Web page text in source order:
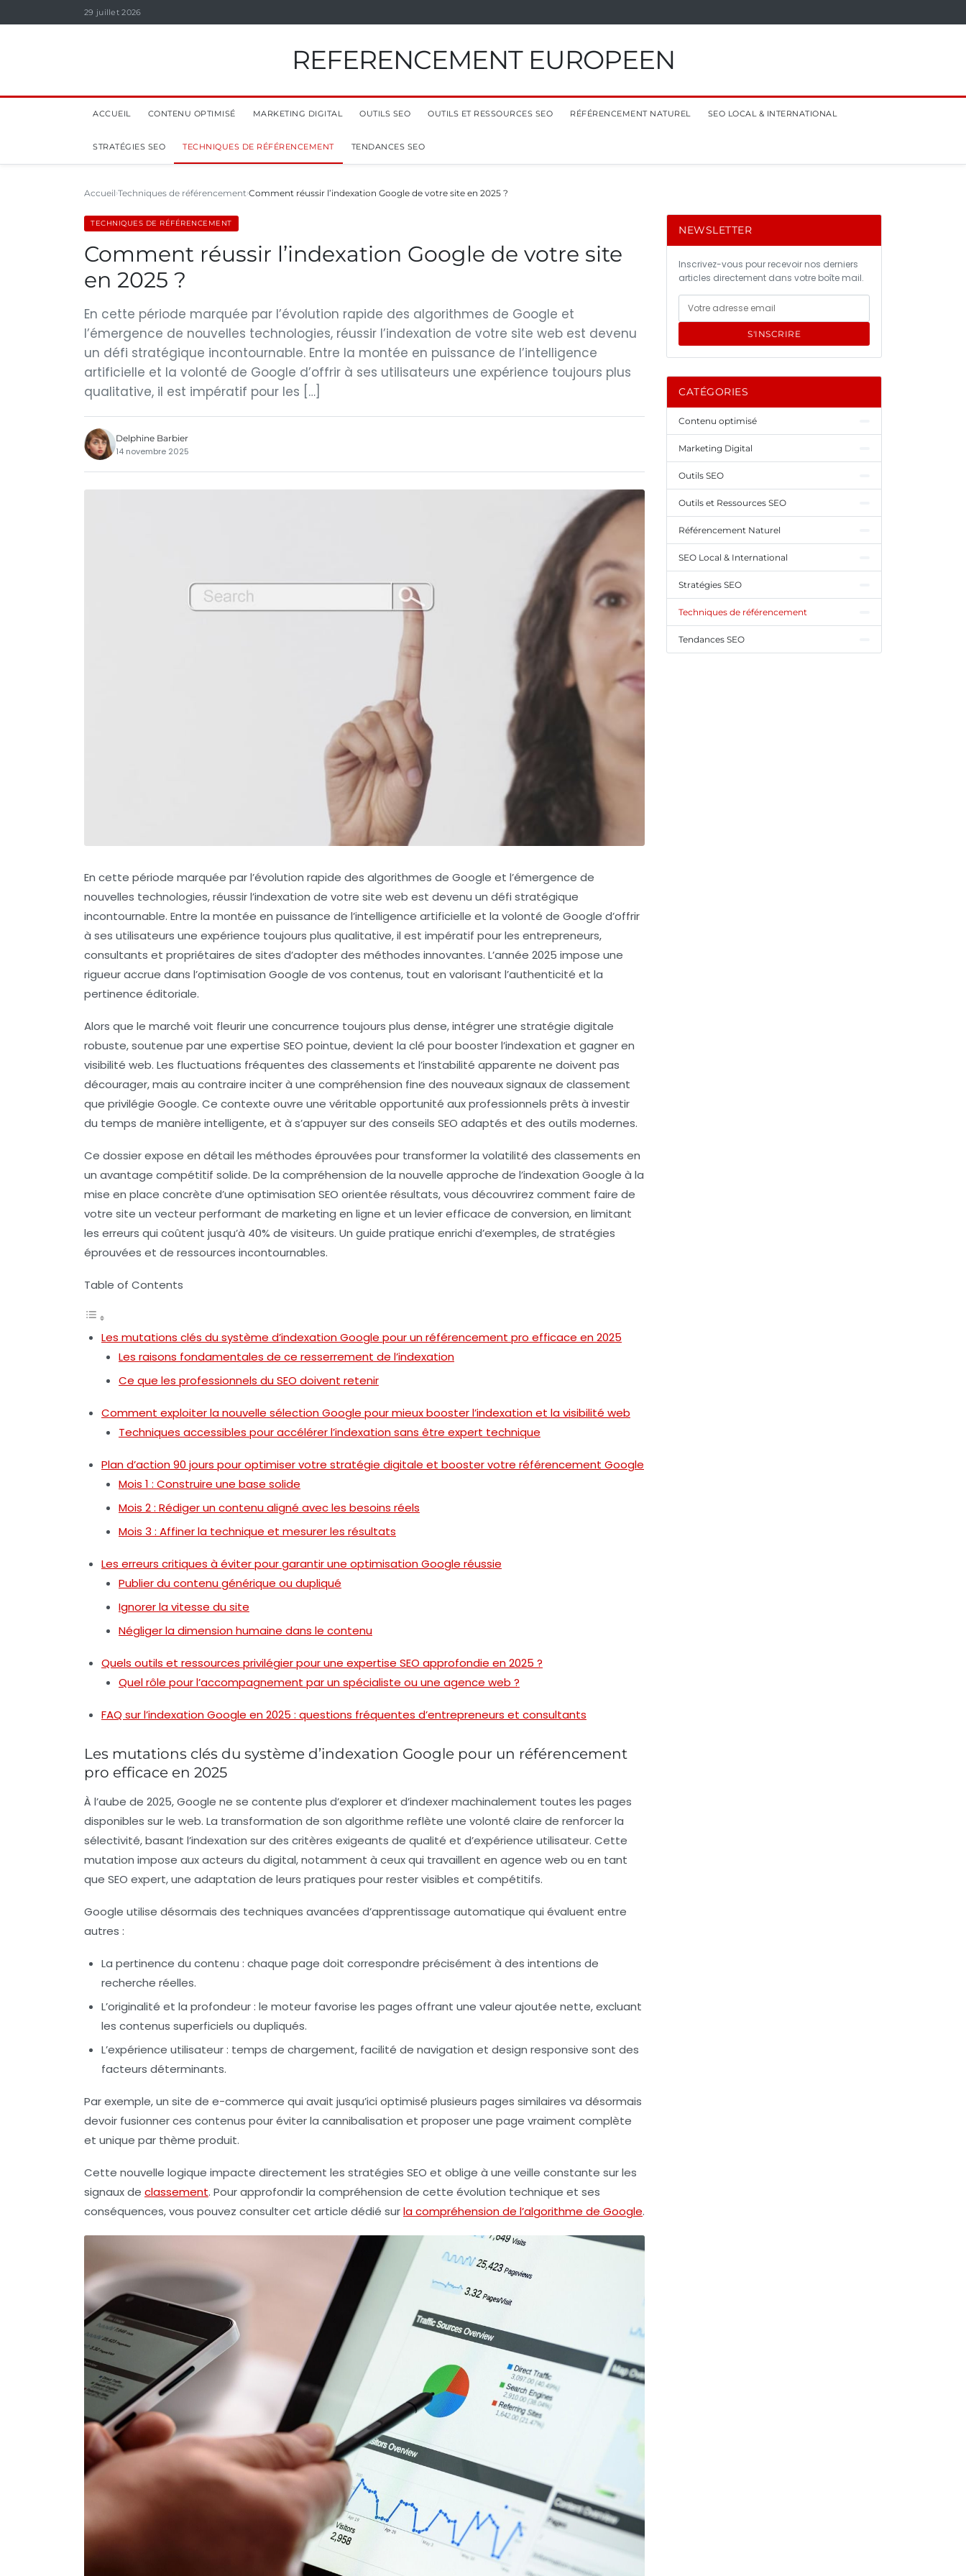
29 juillet 2026
REFERENCEMENT EUROPEEN
ACCUEIL CONTENU OPTIMISÉ MARKETING DIGITAL OUTILS SEO OUTILS ET RESSOURCES SEO RÉFÉRENCEMENT NATUREL SEO LOCAL & INTERNATIONAL
STRATÉGIES SEO TECHNIQUES DE RÉFÉRENCEMENT TENDANCES SEO
Accueil Techniques de référencement Comment réussir l’indexation Google de votre site en 2025 ?
TECHNIQUES DE RÉFÉRENCEMENT
Comment réussir l’indexation Google de votre site
en 2025 ?
En cette période marquée par l’évolution rapide des algorithmes de Google et
l’émergence de nouvelles technologies, réussir l’indexation de votre site web est devenu
un défi stratégique incontournable. Entre la montée en puissance de l’intelligence
artificielle et la volonté de Google d’offrir à ses utilisateurs une expérience toujours plus
qualitative, il est impératif pour les […]
Delphine Barbier
14 novembre 2025
En cette période marquée par l’évolution rapide des algorithmes de Google et l’émergence de
nouvelles technologies, réussir l’indexation de votre site web est devenu un défi stratégique
incontournable. Entre la montée en puissance de l’intelligence artificielle et la volonté de Google d’offrir
à ses utilisateurs une expérience toujours plus qualitative, il est impératif pour les entrepreneurs,
consultants et propriétaires de sites d’adopter des méthodes innovantes. L’année 2025 impose une
rigueur accrue dans l’optimisation Google de vos contenus, tout en valorisant l’authenticité et la
pertinence éditoriale.
Alors que le marché voit fleurir une concurrence toujours plus dense, intégrer une stratégie digitale
robuste, soutenue par une expertise SEO pointue, devient la clé pour booster l’indexation et gagner en
visibilité web. Les fluctuations fréquentes des classements et l’instabilité apparente ne doivent pas
décourager, mais au contraire inciter à une compréhension fine des nouveaux signaux de classement
que privilégie Google. Ce contexte ouvre une véritable opportunité aux professionnels prêts à investir
du temps de manière intelligente, et à s’appuyer sur des conseils SEO adaptés et des outils modernes.
Ce dossier expose en détail les méthodes éprouvées pour transformer la volatilité des classements en
un avantage compétitif solide. De la compréhension de la nouvelle approche de l’indexation Google à la
mise en place concrète d’une optimisation SEO orientée résultats, vous découvrirez comment faire de
votre site un vecteur performant de marketing en ligne et un levier efficace de conversion, en limitant
les erreurs qui coûtent jusqu’à 40% de visiteurs. Un guide pratique enrichi d’exemples, de stratégies
éprouvées et de ressources incontournables.
Table of Contents
Les mutations clés du système d’indexation Google pour un référencement pro efficace en 2025
Les raisons fondamentales de ce resserrement de l’indexation
Ce que les professionnels du SEO doivent retenir
Comment exploiter la nouvelle sélection Google pour mieux booster l’indexation et la visibilité web
Techniques accessibles pour accélérer l’indexation sans être expert technique
Plan d’action 90 jours pour optimiser votre stratégie digitale et booster votre référencement Google
Mois 1 : Construire une base solide
Mois 2 : Rédiger un contenu aligné avec les besoins réels
Mois 3 : Affiner la technique et mesurer les résultats
Les erreurs critiques à éviter pour garantir une optimisation Google réussie
Publier du contenu générique ou dupliqué
Ignorer la vitesse du site
Négliger la dimension humaine dans le contenu
Quels outils et ressources privilégier pour une expertise SEO approfondie en 2025 ?
Quel rôle pour l’accompagnement par un spécialiste ou une agence web ?
FAQ sur l’indexation Google en 2025 : questions fréquentes d’entrepreneurs et consultants
Les mutations clés du système d’indexation Google pour un référencement
pro efficace en 2025
À l’aube de 2025, Google ne se contente plus d’explorer et d’indexer machinalement toutes les pages
disponibles sur le web. La transformation de son algorithme reflète une volonté claire de renforcer la
sélectivité, basant l’indexation sur des critères exigeants de qualité et d’expérience utilisateur. Cette
mutation impose aux acteurs du digital, notamment à ceux qui travaillent en agence web ou en tant
que SEO expert, une adaptation de leurs pratiques pour rester visibles et compétitifs.
Google utilise désormais des techniques avancées d’apprentissage automatique qui évaluent entre
autres :
La pertinence du contenu : chaque page doit correspondre précisément à des intentions de
recherche réelles.
L’originalité et la profondeur : le moteur favorise les pages offrant une valeur ajoutée nette, excluant
les contenus superficiels ou dupliqués.
L’expérience utilisateur : temps de chargement, facilité de navigation et design responsive sont des
facteurs déterminants.
Par exemple, un site de e-commerce qui avait jusqu’ici optimisé plusieurs pages similaires va désormais
devoir fusionner ces contenus pour éviter la cannibalisation et proposer une page vraiment complète
et unique par thème produit.
Cette nouvelle logique impacte directement les stratégies SEO et oblige à une veille constante sur les
signaux de classement. Pour approfondir la compréhension de cette évolution technique et ses
conséquences, vous pouvez consulter cet article dédié surla compréhension de l’algorithme de Google.
NEWSLETTER
Inscrivez-vous pour recevoir nos derniers
articles directement dans votre boîte mail.
S'INSCRIRE
CATÉGORIES
Contenu optimisé
Marketing Digital
Outils SEO
Outils et Ressources SEO
Référencement Naturel
SEO Local & International
Stratégies SEO
Techniques de référencement
Tendances SEO